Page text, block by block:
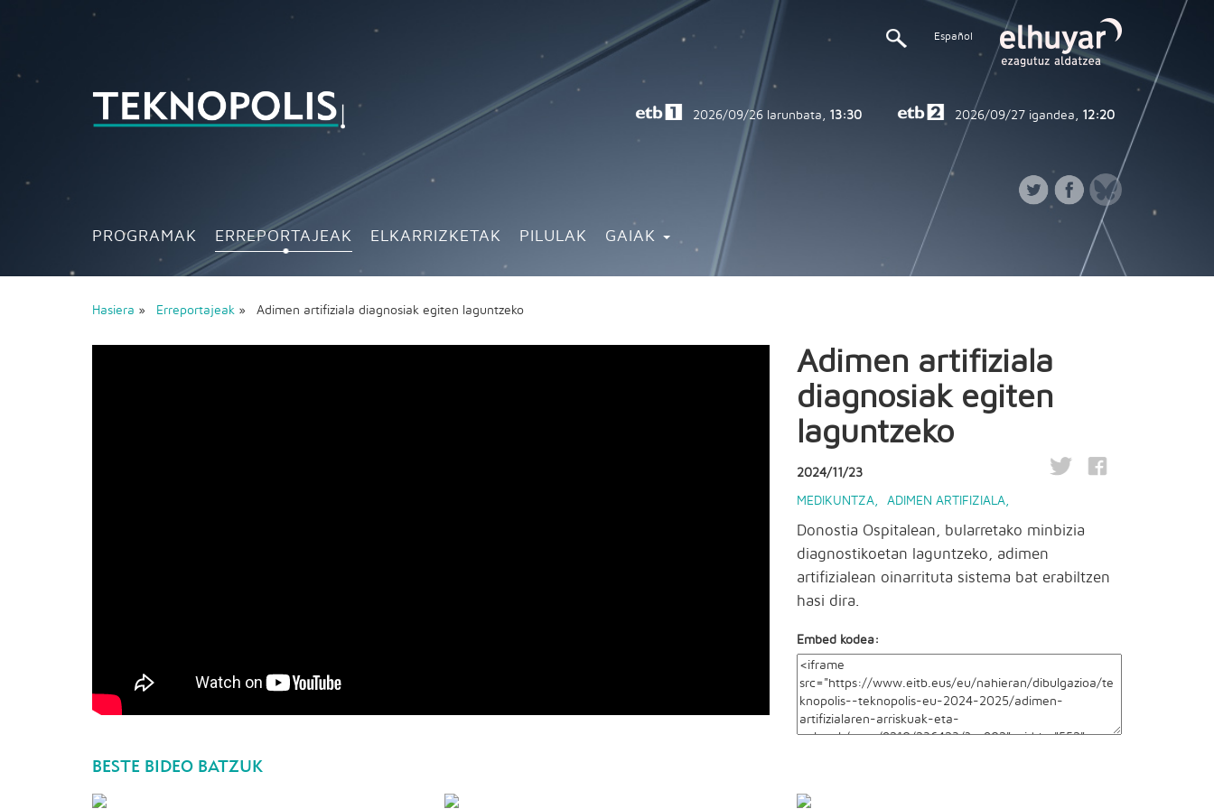
Español
PROGRAMAK ERREPORTAJEAK ELKARRIZKETAK PILULAK GAIAK
2026/09/26 larunbata, 13:30 2026/09/27 igandea, 12:20
Hasiera » Erreportajeak » Adimen artifiziala diagnosiak egiten laguntzeko
Adimen artifiziala
diagnosiak egiten
laguntzeko
2024/11/23
MEDIKUNTZA, ADIMEN ARTIFIZIALA,
Donostia Ospitalean, bularretako minbizia
diagnostikoetan laguntzeko, adimen
artifizialean oinarrituta sistema bat erabiltzen
hasi dira.
Embed kodea:
BESTE BIDEO BATZUK